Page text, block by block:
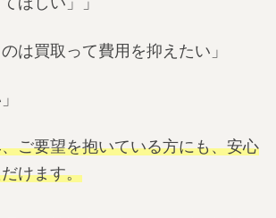
は買取って費用を抑えたい」
ご要望を抱いている方にも、安心
けます。